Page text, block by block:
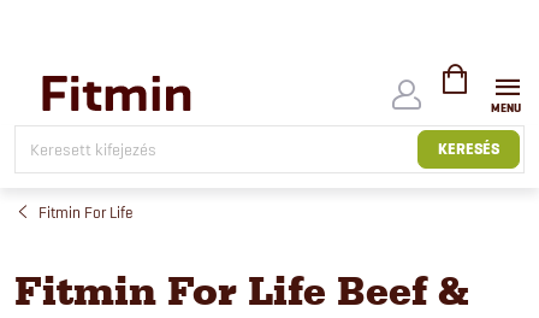
tartalomhoz
KERESÉS
KOSÁR
Fitmin For Life
Fitmin For Life Beef &